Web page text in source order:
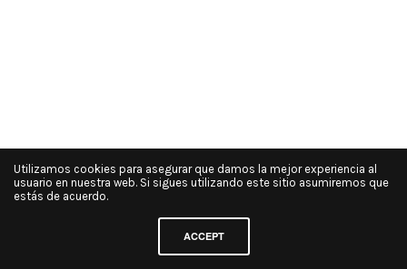
Utilizamos cookies para asegurar que damos la mejor experiencia al
usuario en nuestra web. Si sigues utilizando este sitio asumiremos que
estás de acuerdo.
ACCEPT